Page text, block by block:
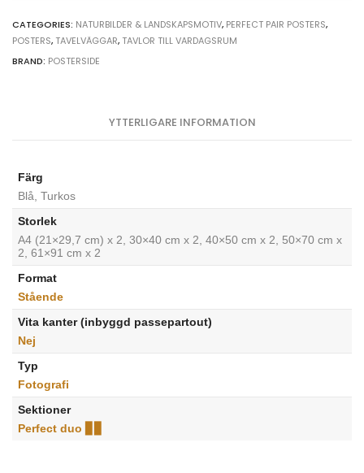
posters
quantity
CATEGORIES: NATURBILDER & LANDSKAPSMOTIV, PERFECT PAIR POSTERS,
POSTERS, TAVELVÄGGAR, TAVLOR TILL VARDAGSRUM
BRAND: POSTERSIDE
YTTERLIGARE INFORMATION
Färg
Blå, Turkos
Storlek
A4 (21×29,7 cm) x 2, 30×40 cm x 2, 40×50 cm x 2, 50×70 cm x
2, 61×91 cm x 2
Format
Stående
Vita kanter (inbyggd passepartout)
Nej
Typ
Fotografi
Sektioner
Perfect duo ▊▊